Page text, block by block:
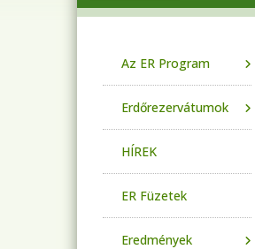
Az ER Program
Erdőrezervátumok
HÍREK
ER Füzetek
Eredmények